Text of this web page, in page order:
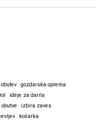
gozdarska oprema
ideje za darila
izbira zaves
košarka